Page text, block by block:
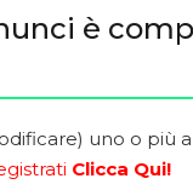
è
uno o
Clicca Qui!